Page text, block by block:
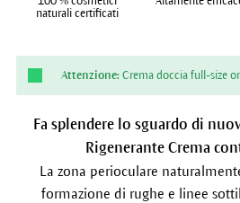
Fa splendere lo sguardo di
Rigenerante Crema
La zona perioculare
formazione di rughe e linee
naturali certificati
Attenzione: Crema doccia full-size